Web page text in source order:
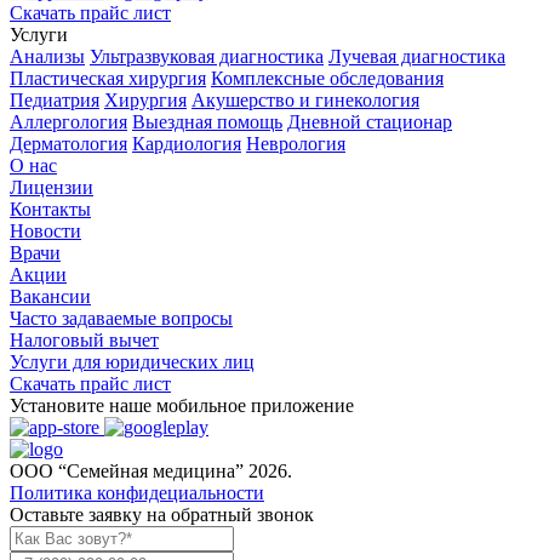
Скачать прайс лист
Услуги
Анализы Ультразвуковая диагностика Лучевая диагностика
Пластическая хирургия Комплексные обследования
Педиатрия Хирургия Акушерство и гинекология
Аллергология Выездная помощь Дневной стационар
Дерматология Кардиология Неврология
О нас
Лицензии
Контакты
Новости
Врачи
Акции
Вакансии
Часто задаваемые вопросы
Налоговый вычет
Услуги для юридических лиц
Скачать прайс лист
Установите наше мобильное приложение
ООО “Семейная медицина” 2026.
Политика конфидециальности
Оставьте заявку на обратный звонок